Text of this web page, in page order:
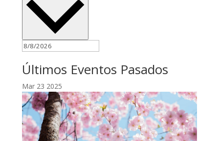
Últimos Eventos Pasados
Mar 23 2025